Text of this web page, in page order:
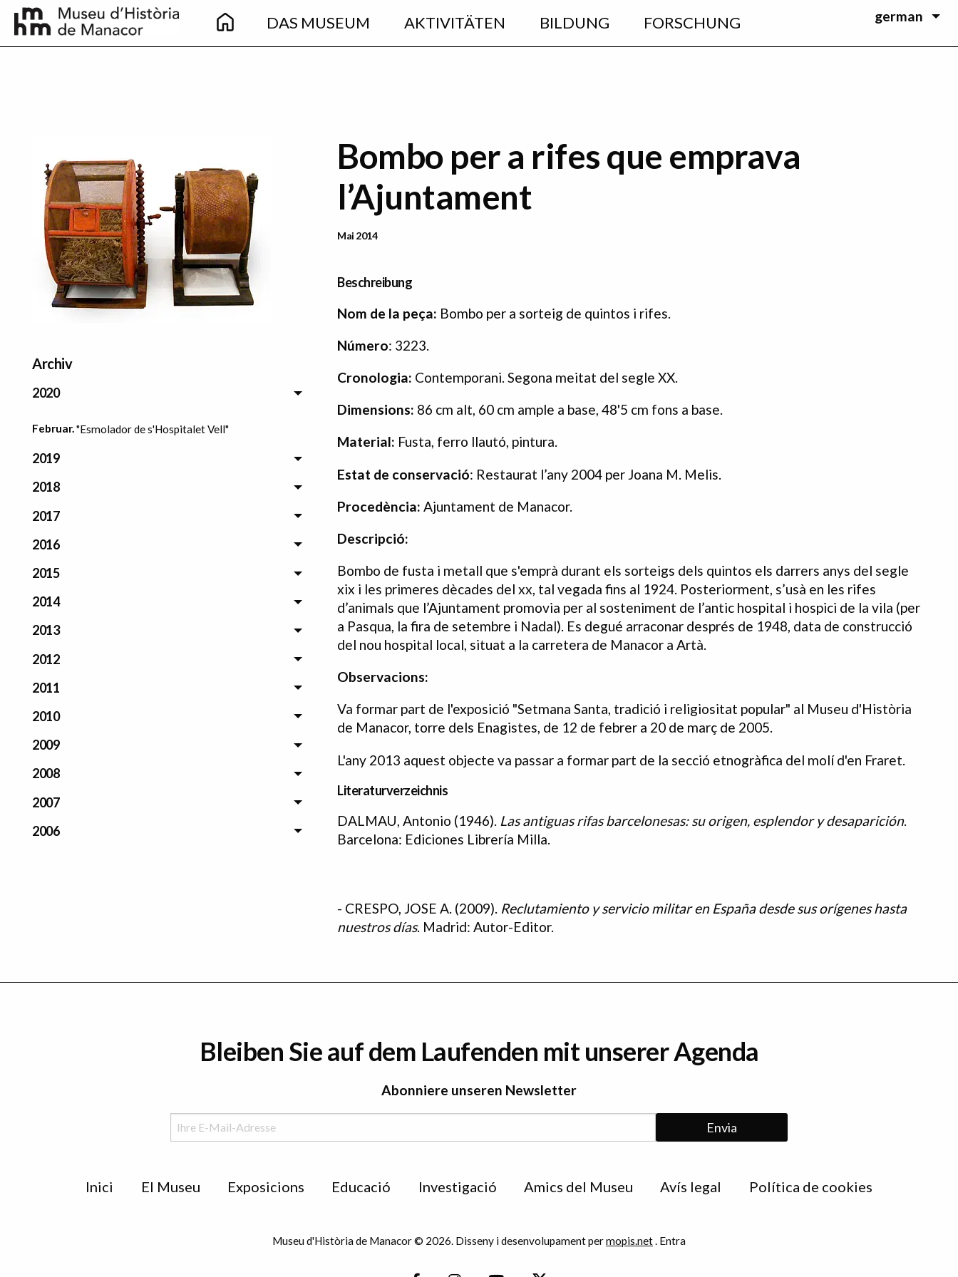
Direkt zum Inhalt
Main
navigation
DAS MUSEUM AKTIVITÄTEN BILDUNG FORSCHUNG german
Archiv
2020
Februar."Esmolador de s'Hospitalet Vell"
2019
2018
2017
2016
2015
2014
2013
2012
2011
2010
2009
2008
2007
2006
Bombo per a rifes que emprava
l’Ajuntament
Data Publicació
Mai 2014
Beschreibung
Nom de la peça: Bombo per a sorteig de quintos i rifes.
Número: 3223.
Cronologia: Contemporani. Segona meitat del segle XX.
Dimensions: 86 cm alt, 60 cm ample a base, 48'5 cm fons a base.
Material: Fusta, ferro llautó, pintura.
Estat de conservació: Restaurat l’any 2004 per Joana M. Melis.
Procedència: Ajuntament de Manacor.
Descripció:
Bombo de fusta i metall que s'emprà durant els sorteigs dels quintos els darrers anys del segle
xix i les primeres dècades del xx, tal vegada fins al 1924. Posteriorment, s’usà en les rifes
d’animals que l’Ajuntament promovia per al sosteniment de l’antic hospital i hospici de la vila (per
a Pasqua, la fira de setembre i Nadal). Es degué arraconar després de 1948, data de construcció
del nou hospital local, situat a la carretera de Manacor a Artà.
Observacions:
Va formar part de l'exposició "Setmana Santa, tradició i religiositat popular" al Museu d'Història
de Manacor, torre dels Enagistes, de 12 de febrer a 20 de març de 2005.
L'any 2013 aquest objecte va passar a formar part de la secció etnogràfica del molí d'en Fraret.
Literaturverzeichnis
Bibliografia
DALMAU, Antonio (1946). Las antiguas rifas barcelonesas: su origen, esplendor y desaparición.
Barcelona: Ediciones Librería Milla.
- CRESPO, JOSE A. (2009). Reclutamiento y servicio militar en España desde sus orígenes hasta
nuestros días. Madrid: Autor-Editor.
Bleiben Sie auf dem Laufenden mit unserer Agenda
Abonniere unseren Newsletter
Inici El Museu Exposicions Educació Investigació Amics del Museu Avís legal Política de cookies
Museu d'Història de Manacor © 2026. Disseny i desenvolupament permopis.net. Entra